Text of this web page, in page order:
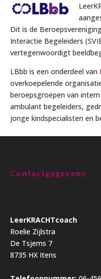
Dit is de
Interactie Begeleiders
vertegenwoordigt
LBbb is een onderdeel van
overkoepelende
beroepsgroepen van
ambulant begeleiders,
jonge kindspecialisten en
Contactgegevens
LeerKRACHTcoach
Roelie Zijlstra
De Tsjems 7
8735 HX Itens